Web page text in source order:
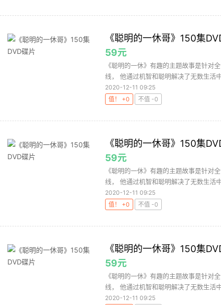
《聪明的一休哥》150集
59元
《聪明的一休》有趣的主题故事是针对
线， 他通过机智和聪明解决了无数生活
2020-12-11 09:25
值！ +0
不值 -0
《聪明的一休哥》150集
59元
《聪明的一休》有趣的主题故事是针对
线， 他通过机智和聪明解决了无数生活
2020-12-11 09:25
值！ +0
不值 -0
《聪明的一休哥》150集
59元
《聪明的一休》有趣的主题故事是针对
线， 他通过机智和聪明解决了无数生活
2020-12-11 09:25